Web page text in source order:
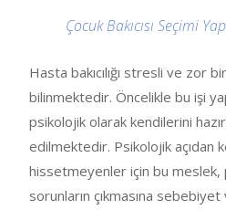
Çocuk Bakıcısı Seçimi
Hasta bakıcılığı stresli ve zor
bilinmektedir. Öncelikle bu işi
psikolojik olarak kendilerini
edilmektedir. Psikolojik açıdan
hissetmeyenler için bu meslek,
sorunların çıkmasına